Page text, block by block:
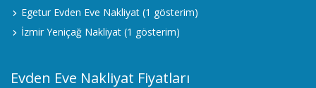
Egetur Evden Eve Nakliyat (1 gösterim)
İzmir Yeniçağ Nakliyat (1 gösterim)
Evden Eve Nakliyat Fiyatları